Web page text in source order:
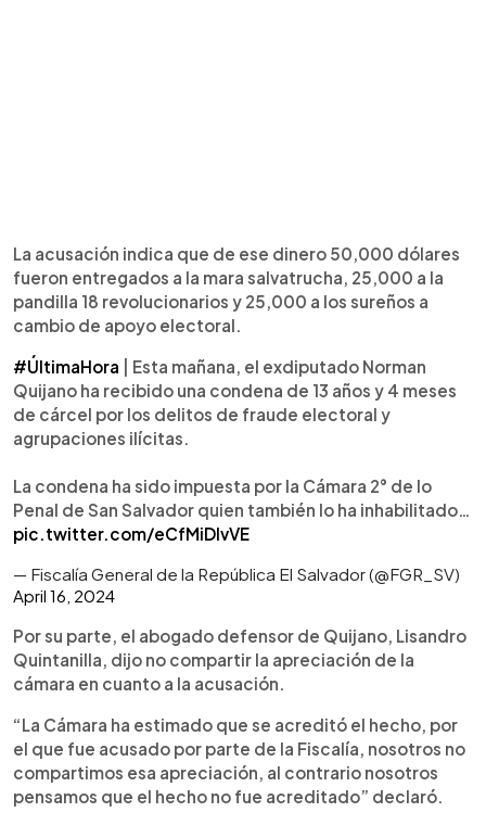
La acusación indica que de ese dinero 50,000 dólares
fueron entregados a la mara salvatrucha, 25,000 a la
pandilla 18 revolucionarios y 25,000 a los sureños a
cambio de apoyo electoral.
#ÚltimaHora | Esta mañana, el exdiputado Norman
Quijano ha recibido una condena de 13 años y 4 meses
de cárcel por los delitos de fraude electoral y
agrupaciones ilícitas.
La condena ha sido impuesta por la Cámara 2° de lo
Penal de San Salvador quien también lo ha inhabilitado…
pic.twitter.com/eCfMiDlvVE
— Fiscalía General de la República El Salvador (@FGR_SV)
April 16, 2024
Por su parte, el abogado defensor de Quijano, Lisandro
Quintanilla, dijo no compartir la apreciación de la
cámara en cuanto a la acusación.
“La Cámara ha estimado que se acreditó el hecho, por
el que fue acusado por parte de la Fiscalía, nosotros no
compartimos esa apreciación, al contrario nosotros
pensamos que el hecho no fue acreditado” declaró.